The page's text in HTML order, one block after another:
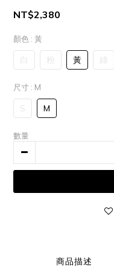
NT$2,380
顏色 : 黃
白 粉 黃 綠
尺寸 : M
S M
數量
商品描述